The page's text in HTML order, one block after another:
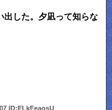
出した。夕凪って知らな
ID:ELkFeaosU